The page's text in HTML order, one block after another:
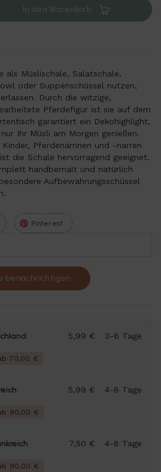
In den Warenkorb
als Müslischale, Salatschale,
oder Suppenschüssel nutzen,
Durch die witzige,
Pferdefigur ist sie auf dem
garantiert ein Dekohighlight,
Ihr Müsli am Morgen genießen.
Pferdenärrinen und -narren
die Schale hervorragend geeignet.
handbemalt und natürlich
Aufbewahrungsschüssel
Pinterest
benachrichtigen
3-6 Tage
5,99 €
70,00 €
4-8 Tage
5,99 €
90,00 €
4-8 Tage
7,50 €
90,00 €